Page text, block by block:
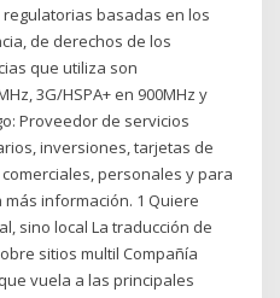
basadas en los
de derechos de los
que utiliza son
3G/HSPA+ en 900MHz y
Proveedor de servicios
inversiones, tarjetas de
personales y para
información. 1 Quiere
sino local La traducción de
sitios multil Compañía
vuela a las principales